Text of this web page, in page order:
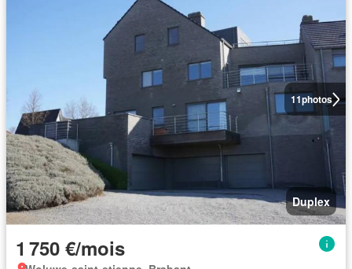
11photos
Duplex
1 750 €/mois